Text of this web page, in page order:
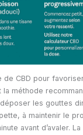
de CBD pour
la méthode
les gouttes
à maintenir le
avant d’avaler.